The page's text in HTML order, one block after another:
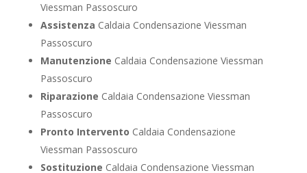
Viessman Passoscuro
Assistenza Caldaia Condensazione Viessman
Passoscuro
Manutenzione Caldaia Condensazione Viessman
Passoscuro
Riparazione Caldaia Condensazione Viessman
Passoscuro
Pronto Intervento Caldaia Condensazione
Viessman Passoscuro
Sostituzione Caldaia Condensazione Viessman